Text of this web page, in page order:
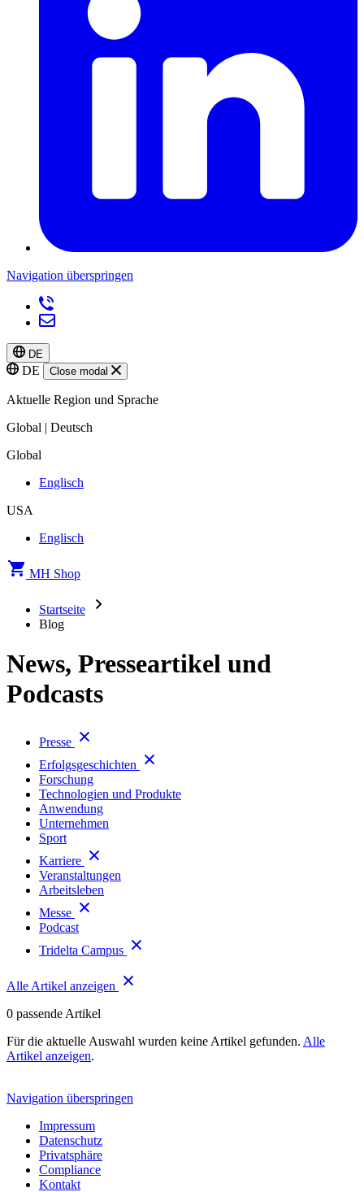
Navigation überspringen
DE
DE Close modal
Aktuelle Region und Sprache
Global | Deutsch
Global
Englisch
USA
Englisch
MH Shop
Startseite
Blog
News, Presseartikel und
Podcasts
Presse
Erfolgsgeschichten
Forschung
Technologien und Produkte
Anwendung
Unternehmen
Sport
Karriere
Veranstaltungen
Arbeitsleben
Messe
Podcast
Tridelta Campus
Alle Artikel anzeigen
0 passende Artikel
Für die aktuelle Auswahl wurden keine Artikel gefunden. Alle
Artikel anzeigen.
Navigation überspringen
Impressum
Datenschutz
Privatsphäre
Compliance
Kontakt